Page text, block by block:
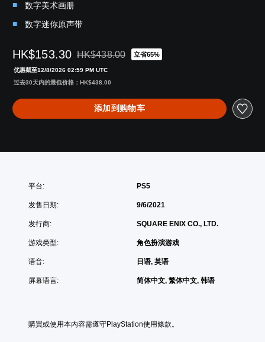
数字美术画册
数字迷你原声带
HK$153.30 从原价HK$438.00折扣优惠
HK$438.00 立省65%
优惠截至12/8/2026 02:59 PM UTC
过去30天内的最低价格：HK$438.00
添加到购物车
平台: PS5
发售日期: 9/6/2021
发行商: SQUARE ENIX CO., LTD.
游戏类型: 角色扮演游戏
语音: 日语, 英语
屏幕语言: 简体中文, 繁体中文, 韩语
購買或使用本內容需遵守PlayStation使用條款。